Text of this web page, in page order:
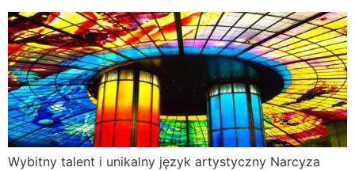
Wybitny talent i unikalny język artystyczny Narcyza